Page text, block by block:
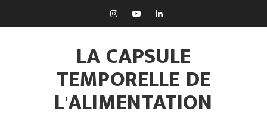
LA CAPSULE
TEMPORELLE DE
L'ALIMENTATION